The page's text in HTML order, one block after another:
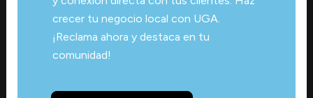
crecer tu negocio local con UGA.
¡Reclama ahora y destaca en tu
comunidad!